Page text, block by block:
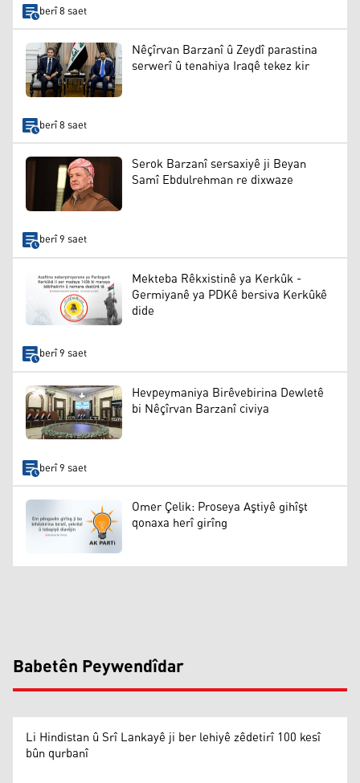
berî 8 saet
Nêçîrvan Barzanî û Zeydî parastina
serwerî û tenahiya Iraqê tekez kir
berî 8 saet
Serok Barzanî sersaxiyê ji Beyan
Samî Ebdulrehman re dixwaze
berî 9 saet
Mekteba Rêkxistinê ya Kerkûk -
Germiyanê ya PDKê bersiva Kerkûkê
dide
berî 9 saet
Hevpeymaniya Birêvebirina Dewletê
bi Nêçîrvan Barzanî civiya
berî 9 saet
Omer Çelik: Proseya Aştiyê gihîşt
qonaxa herî girîng
Babetên Peywendîdar
Li Hindistan û Srî Lankayê ji ber lehiyê zêdetirî 100 kesî
bûn qurbanî